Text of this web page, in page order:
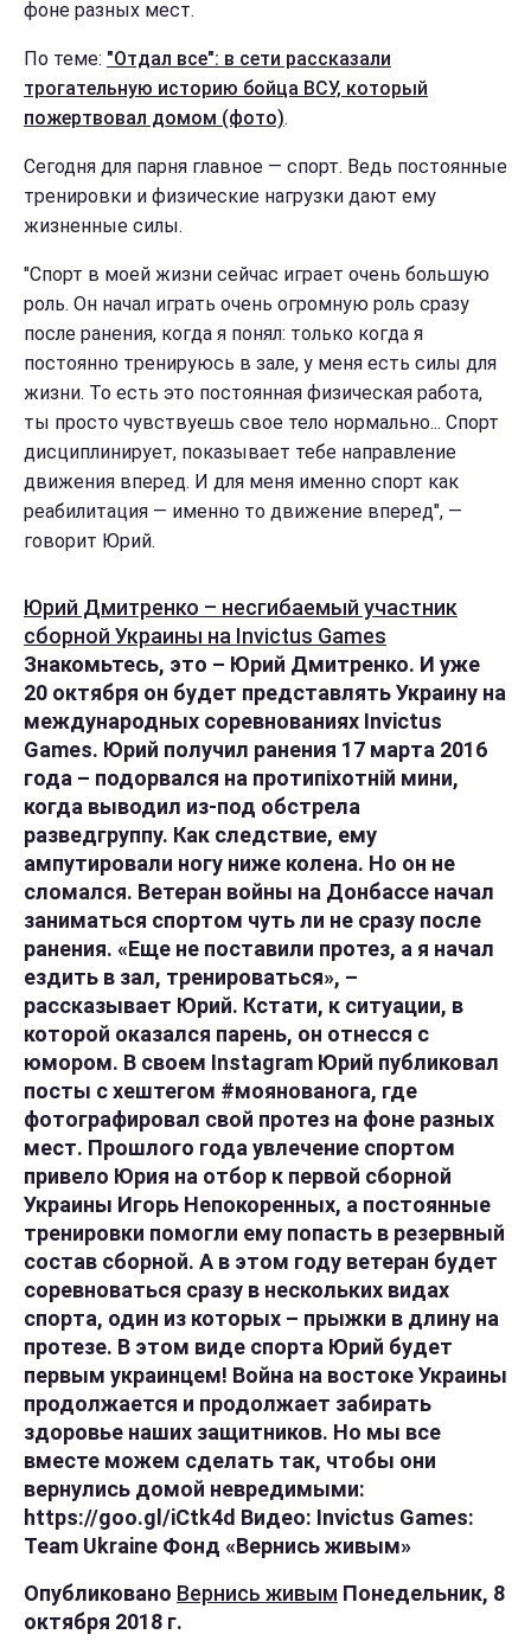
фоне разных мест.
По теме: "Отдал все": в сети рассказали
трогательную историю бойца ВСУ, который
пожертвовал домом (фото).
Сегодня для парня главное — спорт. Ведь постоянные
тренировки и физические нагрузки дают ему
жизненные силы.
"Спорт в моей жизни сейчас играет очень большую
роль. Он начал играть очень огромную роль сразу
после ранения, когда я понял: только когда я
постоянно тренируюсь в зале, у меня есть силы для
жизни. То есть это постоянная физическая работа,
ты просто чувствуешь свое тело нормально... Спорт
дисциплинирует, показывает тебе направление
движения вперед. И для меня именно спорт как
реабилитация — именно то движение вперед", —
говорит Юрий.
Юрий Дмитренко – несгибаемый участник
сборной Украины на Invictus Games
Знакомьтесь, это – Юрий Дмитренко. И уже
20 октября он будет представлять Украину на
международных соревнованиях Invictus
Games. Юрий получил ранения 17 марта 2016
года – подорвался на протипіхотній мини,
когда выводил из-под обстрела
разведгруппу. Как следствие, ему
ампутировали ногу ниже колена. Но он не
сломался. Ветеран войны на Донбассе начал
заниматься спортом чуть ли не сразу после
ранения. «Еще не поставили протез, а я начал
ездить в зал, тренироваться», –
рассказывает Юрий. Кстати, к ситуации, в
которой оказался парень, он отнесся с
юмором. В своем Instagram Юрий публиковал
посты с хештегом #моянованога, где
фотографировал свой протез на фоне разных
мест. Прошлого года увлечение спортом
привело Юрия на отбор к первой сборной
Украины Игорь Непокоренных, а постоянные
тренировки помогли ему попасть в резервный
состав сборной. А в этом году ветеран будет
соревноваться сразу в нескольких видах
спорта, один из которых – прыжки в длину на
протезе. В этом виде спорта Юрий будет
первым украинцем! Война на востоке Украины
продолжается и продолжает забирать
здоровье наших защитников. Но мы все
вместе можем сделать так, чтобы они
вернулись домой невредимыми:
https://goo.gl/iCtk4d Видео: Invictus Games:
Team Ukraine Фонд «Вернись живым»
Опубликовано Вернись живым Понедельник, 8
октября 2018 г.